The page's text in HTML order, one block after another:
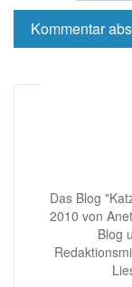
Das Blog
2010 von
Blog